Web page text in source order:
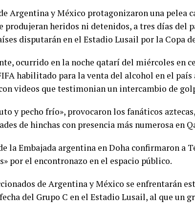
Argentina y México protagonizaron una pelea
produjeran heridos ni detenidos, a tres días del
disputarán en el Estadio Lusail por la Copa
ocurrido en la noche qatarí del miércoles en
habilitado para la venta del alcohol en el país
videos que testimonian un intercambio de
y pecho frío», provocaron los fanáticos
de hinchas con presencia más numerosa en
la Embajada argentina en Doha confirmaron a
por el encontronazo en el espacio público.
de Argentina y México se enfrentarán
del Grupo C en el Estadio Lusail, al que un